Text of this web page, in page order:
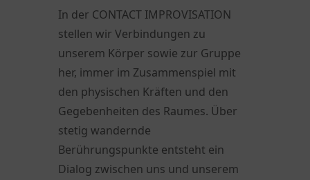
In der CONTACT IMPROVISATION
stellen wir Verbindungen zu
unserem Körper sowie zur Gruppe
her, immer im Zusammenspiel mit
den physischen Kräften und den
Gegebenheiten des Raumes. Über
stetig wandernde
Berührungspunkte entsteht ein
Dialog zwischen uns und unserem